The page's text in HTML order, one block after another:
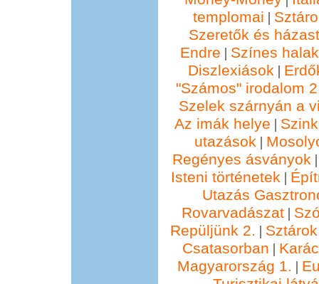
templomai |
Szeretők és
Endre | Színes
Diszlexiások |
"Számos" irodalom
Szelek szárnyán a
Az imák helye |
utazások |
Regényes ásványok
Isteni történetek |
Utazás
Rovarvadászat|
Repüljünk 2. |
Csatasorban |
Magyarország 1. |